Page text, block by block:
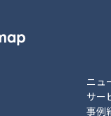
ニュ
サー
事例